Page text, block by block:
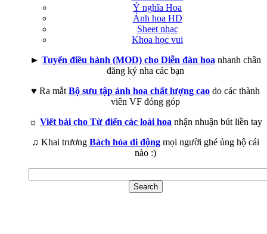
Ý nghĩa Hoa
Ảnh hoa HD
Sheet nhạc
Khoa học vui
► Tuyển điều hành (MOD) cho Diễn đàn hoa nhanh chân
đăng ký nha các bạn
♥ Ra mắt Bộ sưu tập ảnh hoa chất lượng cao do các thành
viên VF đóng góp
☼ Viết bài cho Từ điển các loài hoa nhận nhuận bút liền tay
♫ Khai trương Bách hóa di động mọi người ghé ủng hộ cái
nào :)